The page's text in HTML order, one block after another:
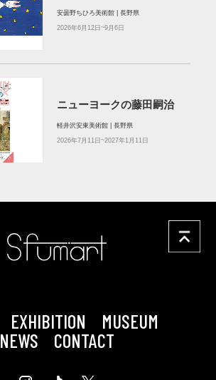
安曇野ちひろ美術館 | 長野県
2026年6月12日~9月6日
ニューヨークの藤田嗣治
軽井沢安東美術館 | 長野県
2026年7月11日~2027年1月11日
EXHIBITION
MUSEUM
NEWS
CONTACT